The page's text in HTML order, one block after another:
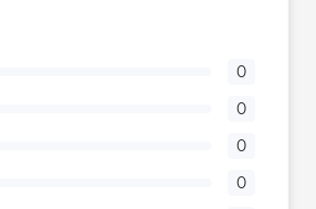
0
0
0
0